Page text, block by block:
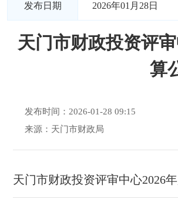
发布日期 2026年01月28日
天门市财政投资评
算
发布时间：2026-01-28 09:15
来源：天门市财政局
天门市财政投资评审中心2026